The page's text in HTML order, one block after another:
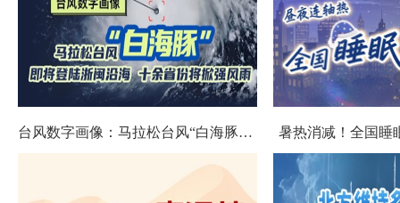
台风数字画像：马拉松台风“白海豚”将影响十余省份 暑热消减！全国睡